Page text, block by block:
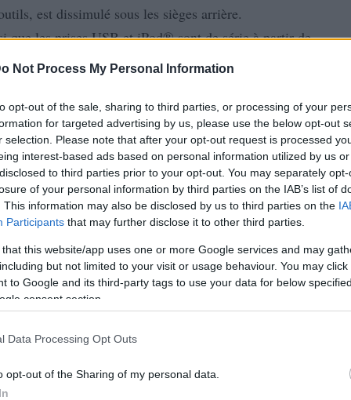
Not Process My Personal Information
opt-out of the sale, sharing to third parties, or processing of your
for targeted advertising by us, please use the below opt-out
selection. Please note that after your opt-out request is processed
interest-based ads based on personal information utilized by us
to third parties prior to your opt-out. You may separately
of your personal information by third parties on the IAB’s list of
This information may also be disclosed by us to third parties on the
Participants that may further disclose it to other third parties.
that this website/app uses one or more Google services and may
but not limited to your visit or usage behaviour. You may
to Google and its third-party tags to use your data for below
consent section.
Data Processing Opt Outs
opt-out of the Sharing of my personal data.
est dissimulé sous les sièges arrière.
les prises USB et iPod® sont de série à partir de
vocale pour l’autoradio, le lecteur CD, l’iPod, les
le téléphone portable.
à partir de la finition XLT Sport.
lenouveaudiesel à 5 cylindres de 3,2 litres, fort
disponible entre 1700 et 3500 tr/min.
10,0 l/100 km avec la boîte de vitesses manuelle et
automatique.
quatre cylindres de 2,2 litres qui développe un
de 110 kW (150 ch).
un contrôle précis de la pression de
l’aisance au démarrage et la souplesse tout
2,2 litres ne consomme que 8,6 l/100 km en cycle